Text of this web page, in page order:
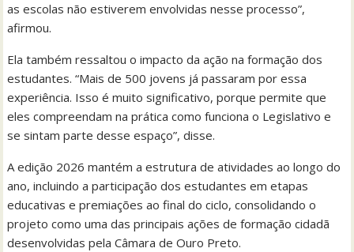
as escolas não estiverem envolvidas nesse processo”,
afirmou.
Ela também ressaltou o impacto da ação na formação dos
estudantes. “Mais de 500 jovens já passaram por essa
experiência. Isso é muito significativo, porque permite que
eles compreendam na prática como funciona o Legislativo e
se sintam parte desse espaço”, disse.
A edição 2026 mantém a estrutura de atividades ao longo do
ano, incluindo a participação dos estudantes em etapas
educativas e premiações ao final do ciclo, consolidando o
projeto como uma das principais ações de formação cidadã
desenvolvidas pela Câmara de Ouro Preto.